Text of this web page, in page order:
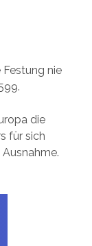
nie
die
für sich